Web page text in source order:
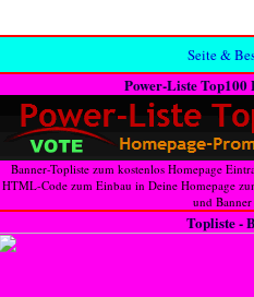
Seite &
Power-Liste Top100
Banner-Topliste zum kostenlos Homepage
HTML-Code zum Einbau in Deine Homepage
und
Topliste -